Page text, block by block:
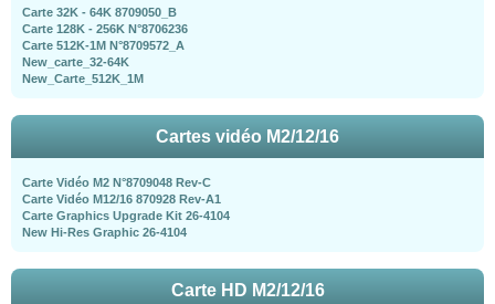
Carte 32K - 64K 8709050_B
Carte 128K - 256K N°8706236
Carte 512K-1M N°8709572_A
New_carte_32-64K
New_Carte_512K_1M
Cartes vidéo M2/12/16
Carte Vidéo M2 N°8709048 Rev-C
Carte Vidéo M12/16 870928 Rev-A1
Carte Graphics Upgrade Kit 26-4104
New Hi-Res Graphic 26-4104
Carte HD M2/12/16